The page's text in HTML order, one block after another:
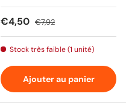
Prix soldé
€4,50 Prix habituel
€7,92
Stock très faible (1 unité)
Ajouter au panier